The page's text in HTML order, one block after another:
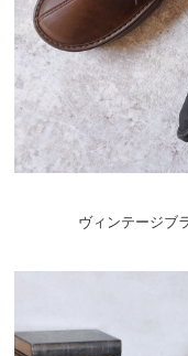
ヴィンテージブ